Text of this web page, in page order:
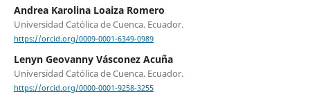
Andrea Karolina Loaiza Romero
Universidad Católica de Cuenca. Ecuador.
https://orcid.org/0009-0001-6349-0989
Lenyn Geovanny Vásconez Acuña
Universidad Católica de Cuenca. Ecuador.
https://orcid.org/0000-0001-9258-3255